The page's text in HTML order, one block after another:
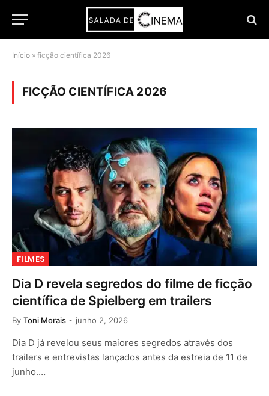
Início » ficção científica 2026
FICÇÃO CIENTÍFICA 2026
FILMES
Dia D revela segredos do filme de ficção
científica de Spielberg em trailers
By Toni Morais junho 2, 2026
Dia D já revelou seus maiores segredos através dos
trailers e entrevistas lançados antes da estreia de 11 de
junho.…